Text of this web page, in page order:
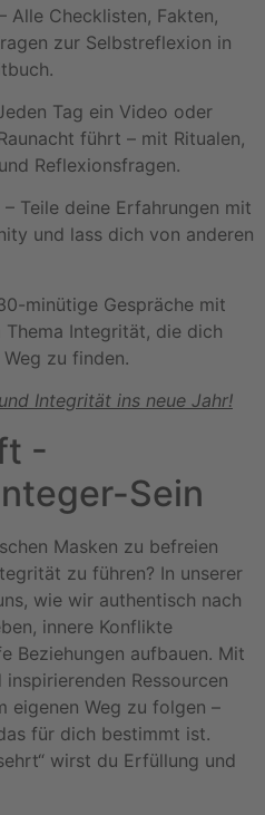
Alle Checklisten, Fakten,
zur Selbstreflexion in
Tag ein Video oder
führt – mit Ritualen,
Reflexionsfragen.
– Teile deine Erfahrungen mit
und lass dich von anderen
minütige Gespräche mit
Thema Integrität, die dich
zu finden.
Integrität ins neue Jahr!
-
Sein
Masken zu befreien
zu führen? In unserer
wie wir authentisch nach
innere Konflikte
Beziehungen aufbauen. Mit
Ressourcen
eigenen Weg zu folgen –
für dich bestimmt ist.
wirst du Erfüllung und